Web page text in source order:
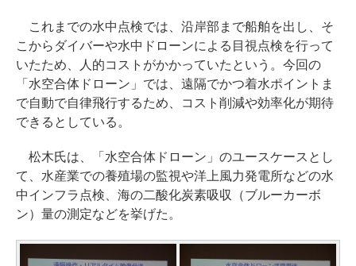
これまでの水中点検では、沿岸部まで船舶を出し、そ
こからダイバーや水中ドローンによる目視点検を行って
いたため、人的コストがかかっていたという。今回の
「水空合体ドローン」では、遠隔でかつ着水ポイントま
で自動で自律飛行するため、コスト削減や効率化が期待
できるとしている。
松木氏は、「水空合体ドローン」のユースケースとし
て、水産業での養殖場の監視や洋上風力発電所などの水
中インフラ点検、海の二酸化炭素吸収（ブルーカーボ
ン）量の測定などを挙げた。